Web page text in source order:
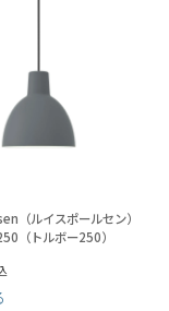
（ルイスポールセン）
（トルボー250）